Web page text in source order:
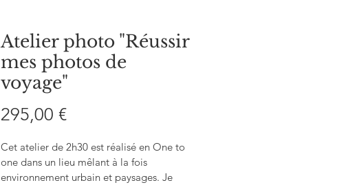
Atelier photo "Réussir
mes photos de
voyage"
295,00 €Prix
Cet atelier de 2h30 est réalisé en One to
one dans un lieu mêlant à la fois
environnement urbain et paysages. Je